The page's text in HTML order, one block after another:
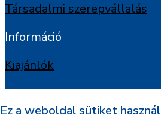
Társadalmi szerepvállalás
Információ
Kiajánlók
Jognyilatkozat
Ez a weboldal sütiket használ